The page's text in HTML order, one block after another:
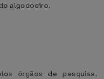
algodoeiro.
órgãos de pesquisa,